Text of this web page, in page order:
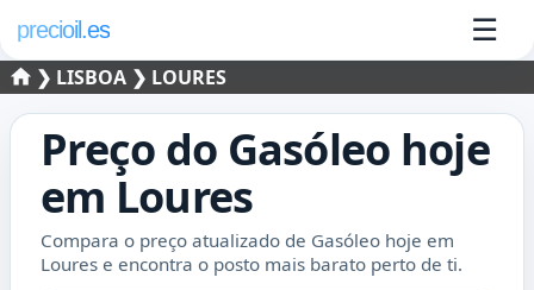
precioil.es ☰
❯ LISBOA ❯ LOURES
Preço do Gasóleo hoje
em Loures
Compara o preço atualizado de Gasóleo hoje em
Loures e encontra o posto mais barato perto de ti.